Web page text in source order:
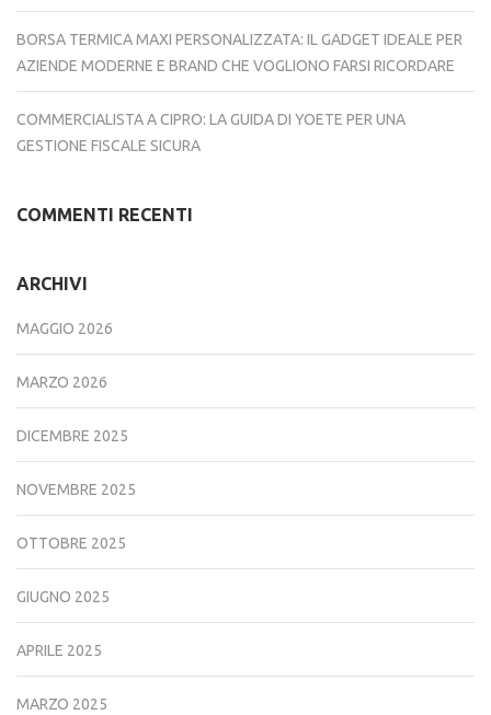
BORSA TERMICA MAXI PERSONALIZZATA: IL GADGET IDEALE PER
AZIENDE MODERNE E BRAND CHE VOGLIONO FARSI RICORDARE
COMMERCIALISTA A CIPRO: LA GUIDA DI YOETE PER UNA
GESTIONE FISCALE SICURA
COMMENTI RECENTI
ARCHIVI
MAGGIO 2026
MARZO 2026
DICEMBRE 2025
NOVEMBRE 2025
OTTOBRE 2025
GIUGNO 2025
APRILE 2025
MARZO 2025